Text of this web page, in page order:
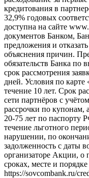
кредитования в
32,9% годовых
доступна на сайте
документов Банком,
предложения и
объяснения причин.
обязательств Банка по
срок рассмотрения
дней. Условия по
течение 10 лет. Срок
сети партнёров с
рассрочки по
20-75 лет по паспорту
течение льготного
нарушении, по
задолженность с даты
организаторе Акции, о
сроках, месте и
https://sovcombank.ru/